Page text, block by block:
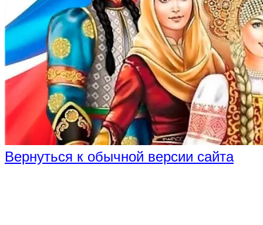
Вернуться к обычной версии сайта